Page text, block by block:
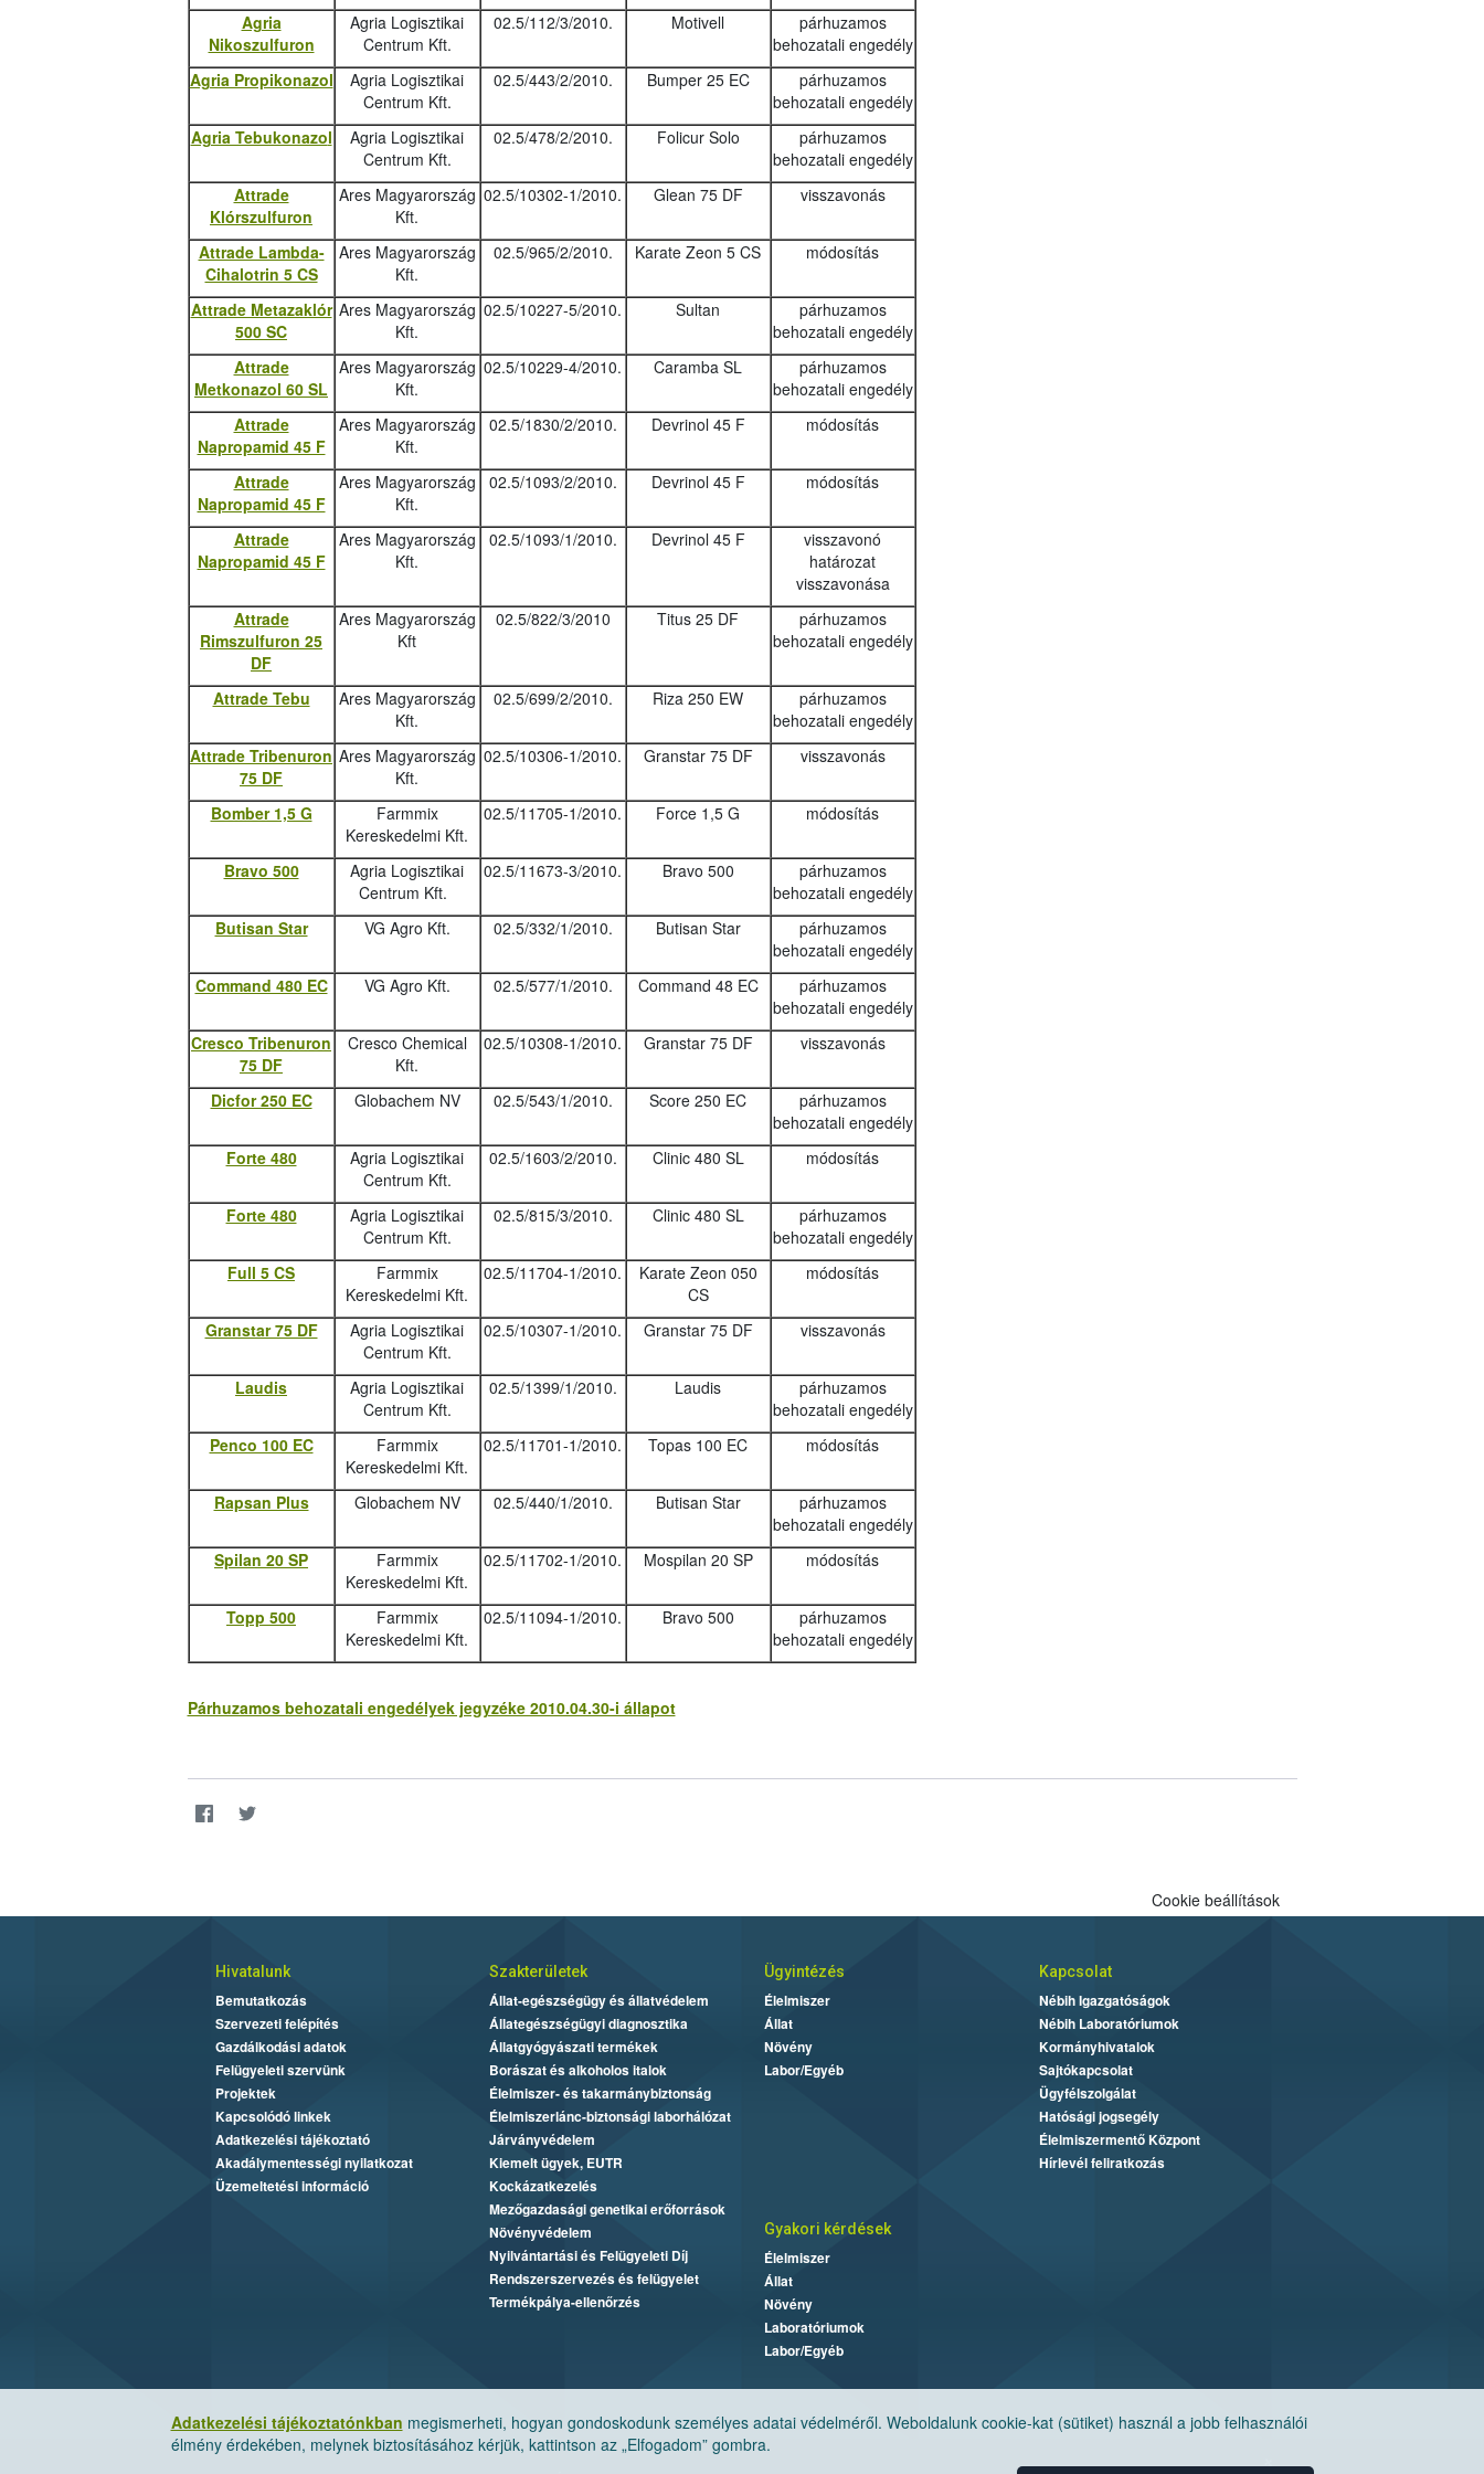
Agria
Nikoszulfuron
Agria Logisztikai
Centrum Kft.
02.5/112/3/2010. Motivell
párhuzamos
behozatali engedély
Agria Propikonazol
Agria Logisztikai
Centrum Kft.
02.5/443/2/2010. Bumper 25 EC
párhuzamos
behozatali engedély
Agria Tebukonazol
Agria Logisztikai
Centrum Kft.
02.5/478/2/2010. Folicur Solo
párhuzamos
behozatali engedély
Attrade
Klórszulfuron
Ares Magyarország
Kft.
02.5/10302-1/2010. Glean 75 DF visszavonás
Attrade Lambda-
Cihalotrin 5 CS
Ares Magyarország
Kft.
02.5/965/2/2010. Karate Zeon 5 CS módosítás
Attrade Metazaklór
500 SC
Ares Magyarország
Kft.
02.5/10227-5/2010. Sultan
párhuzamos
behozatali engedély
Attrade
Metkonazol 60 SL
Ares Magyarország
Kft.
02.5/10229-4/2010. Caramba SL
párhuzamos
behozatali engedély
Attrade
Napropamid 45 F
Ares Magyarország
Kft.
02.5/1830/2/2010. Devrinol 45 F módosítás
Attrade
Napropamid 45 F
Ares Magyarország
Kft.
02.5/1093/2/2010. Devrinol 45 F módosítás
Attrade
Napropamid 45 F
Ares Magyarország
Kft.
02.5/1093/1/2010. Devrinol 45 F
visszavonó
határozat
visszavonása
Attrade
Rimszulfuron 25
DF
Ares Magyarország
Kft
02.5/822/3/2010 Titus 25 DF
párhuzamos
behozatali engedély
Attrade Tebu
Ares Magyarország
Kft.
02.5/699/2/2010. Riza 250 EW
párhuzamos
behozatali engedély
Attrade Tribenuron
75 DF
Ares Magyarország
Kft.
02.5/10306-1/2010. Granstar 75 DF visszavonás
Bomber 1,5 G
Farmmix
Kereskedelmi Kft.
02.5/11705-1/2010. Force 1,5 G módosítás
Bravo 500
Agria Logisztikai
Centrum Kft.
02.5/11673-3/2010. Bravo 500
párhuzamos
behozatali engedély
Butisan Star
VG Agro Kft. 02.5/332/1/2010. Butisan Star
párhuzamos
behozatali engedély
Command 480 EC
VG Agro Kft. 02.5/577/1/2010. Command 48 EC
párhuzamos
behozatali engedély
Cresco Tribenuron
75 DF
Cresco Chemical
Kft.
02.5/10308-1/2010. Granstar 75 DF visszavonás
Dicfor 250 EC Globachem NV 02.5/543/1/2010. Score 250 EC
párhuzamos
behozatali engedély
Forte 480
Agria Logisztikai
Centrum Kft.
02.5/1603/2/2010. Clinic 480 SL módosítás
Forte 480
Agria Logisztikai
Centrum Kft.
02.5/815/3/2010. Clinic 480 SL
párhuzamos
behozatali engedély
Full 5 CS
Farmmix
Kereskedelmi Kft.
02.5/11704-1/2010.
Karate Zeon 050
CS
módosítás
Granstar 75 DF
Agria Logisztikai
Centrum Kft.
02.5/10307-1/2010. Granstar 75 DF visszavonás
Laudis
Agria Logisztikai
Centrum Kft.
02.5/1399/1/2010. Laudis
párhuzamos
behozatali engedély
Penco 100 EC
Farmmix
Kereskedelmi Kft.
02.5/11701-1/2010. Topas 100 EC módosítás
Rapsan Plus Globachem NV 02.5/440/1/2010. Butisan Star
párhuzamos
behozatali engedély
Spilan 20 SP
Farmmix
Kereskedelmi Kft.
02.5/11702-1/2010. Mospilan 20 SP módosítás
Topp 500
Farmmix
Kereskedelmi Kft.
02.5/11094-1/2010. Bravo 500
párhuzamos
behozatali engedély
Párhuzamos behozatali engedélyek jegyzéke 2010.04.30-i állapot
Adatkezelési tájékoztatónkban megismerheti, hogyan gondoskodunk személyes adatai védelméről. Weboldalunk cookie-kat (sütiket) használ a jobb felhasználói
élmény érdekében, melynek biztosításához kérjük, kattintson az „Elfogadom” gombra.
Cookie beállítások
Hivatalunk
Bemutatkozás
Szervezeti felépítés
Gazdálkodási adatok
Felügyeleti szervünk
Projektek
Kapcsolódó linkek
Adatkezelési tájékoztató
Akadálymentességi nyilatkozat
Üzemeltetési információ
Szakterületek
Állat-egészségügy és állatvédelem
Állategészségügyi diagnosztika
Állatgyógyászati termékek
Borászat és alkoholos italok
Élelmiszer- és takarmánybiztonság
Élelmiszerlánc-biztonsági laborhálózat
Járványvédelem
Kiemelt ügyek, EUTR
Kockázatkezelés
Mezőgazdasági genetikai erőforrások
Növényvédelem
Nyilvántartási és Felügyeleti Díj
Rendszerszervezés és felügyelet
Termékpálya-ellenőrzés
Ügyintézés
Élelmiszer
Állat
Növény
Labor/Egyéb
Kapcsolat
Nébih Igazgatóságok
Nébih Laboratóriumok
Kormányhivatalok
Sajtókapcsolat
Ügyfélszolgálat
Hatósági jogsegély
Élelmiszermentő Központ
Hírlevél feliratkozás
Gyakori kérdések
Élelmiszer
Állat
Növény
Laboratóriumok
Labor/Egyéb